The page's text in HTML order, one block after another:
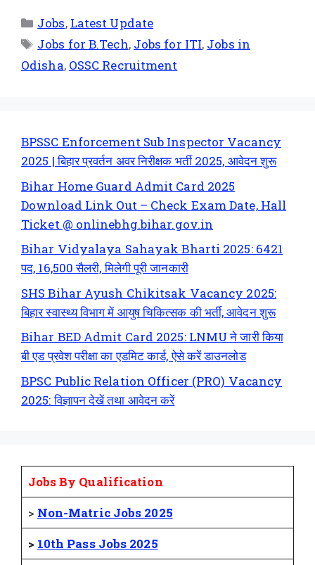
Jobs, Latest Update
Jobs for B.Tech, Jobs for ITI, Jobs in
Odisha, OSSC Recruitment
BPSSC Enforcement Sub Inspector Vacancy
2025 | बिहार प्रवर्तन अवर निरीक्षक भर्ती 2025, आवेदन शुरू
Bihar Home Guard Admit Card 2025
Download Link Out – Check Exam Date, Hall
Ticket @ onlinebhg.bihar.gov.in
Bihar Vidyalaya Sahayak Bharti 2025: 6421
पद, 16,500 सैलरी, मिलेगी पूरी जानकारी
SHS Bihar Ayush Chikitsak Vacancy 2025:
बिहार स्वास्थ्य विभाग में आयुष चिकित्सक की भर्ती, आवेदन शुरू
Bihar BED Admit Card 2025: LNMU ने जारी किया
बी एड प्रवेश परीक्षा का एडमिट कार्ड, ऐसे करें डाउनलोड
BPSC Public Relation Officer (PRO) Vacancy
2025: विज्ञापन देखें तथा आवेदन करें
Jobs By Qualification
> Non-Matric Jobs 2025
> 10th Pass Jobs 2025